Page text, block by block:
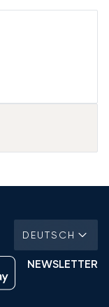
DEUTSCH
NEWSLETTER